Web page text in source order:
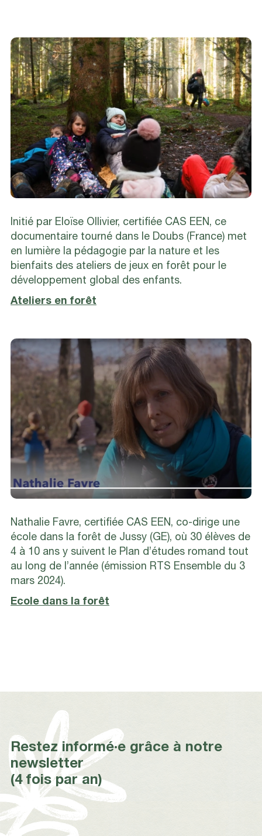
Initié par Eloïse Ollivier, certifiée CAS EEN, ce
documentaire tourné dans le Doubs (France) met
en lumière la pédagogie par la nature et les
bienfaits des ateliers de jeux en forêt pour le
développement global des enfants.
Ateliers en forêt
Nathalie Favre, certifiée CAS EEN, co-dirige une
école dans la forêt de Jussy (GE), où 30 élèves de
4 à 10 ans y suivent le Plan d’études romand tout
au long de l’année (émission RTS Ensemble du 3
mars 2024).
Ecole dans la forêt
Restez informé·e grâce à notre
newsletter
(4 fois par an)
*